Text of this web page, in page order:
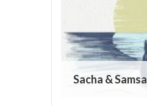
Sacha & Samsa